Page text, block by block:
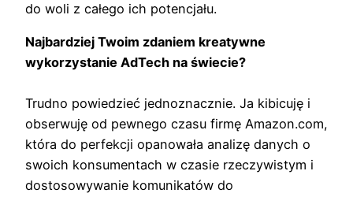
do woli z całego ich potencjału.
Najbardziej Twoim zdaniem kreatywne
wykorzystanie AdTech na świecie?
Trudno powiedzieć jednoznacznie. Ja kibicuję i
obserwuję od pewnego czasu firmę Amazon.com,
która do perfekcji opanowała analizę danych o
swoich konsumentach w czasie rzeczywistym i
dostosowywanie komunikatów do